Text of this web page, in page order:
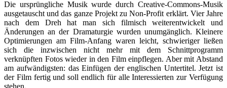
Die ursprüngliche Musik wurde durch Creative-Commons-Musik
ausgetauscht und das ganze Projekt zu Non-Profit erklärt. Vier Jahre
nach dem Dreh hat man sich filmisch weiterentwickelt und
Änderungen an der Dramaturgie wurden unumgänglich. Kleinere
Optimierungen am Film-Anfang waren leicht, schwieriger ließen
sich die inzwischen nicht mehr mit dem Schnittprogramm
verknüpften Fotos wieder in den Film einpflegen. Aber mit Abstand
am aufwändigsten: das Einfügen der englischen Untertitel. Jetzt ist
der Film fertig und soll endlich für alle Interessierten zur Verfügung
stehen.